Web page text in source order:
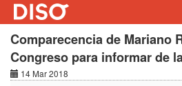
Comparecencia de Mariano
Congreso para informar de
14 Mar 2018